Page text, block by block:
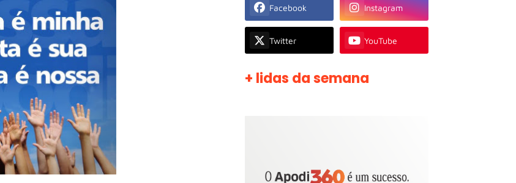
Facebook Instagram
Twitter YouTube
+ lidas da semana